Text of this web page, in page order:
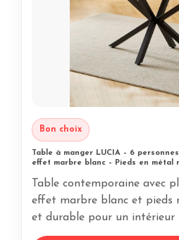
Bon choix
Table à manger LUCIA – 6
effet marbre blanc – Pieds en métal
Table contemporaine avec
effet marbre blanc et pieds
et durable pour un intérieur